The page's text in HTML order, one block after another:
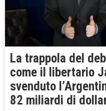
La trappola del
come il libertario
svenduto
82 miliardi di